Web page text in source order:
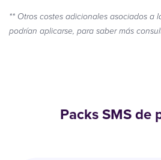
** Otros costes adicionales asociados a
podrían aplicarse, para saber más
Packs SMS de